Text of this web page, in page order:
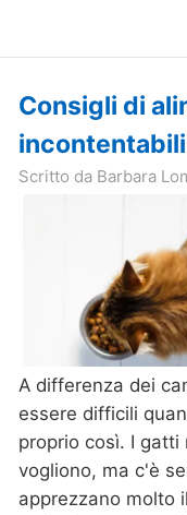
Consigli di
Scritto da Barbara
A differenza dei
essere difficili
proprio così. I gatti
vogliono, ma c'è
apprezzano molto